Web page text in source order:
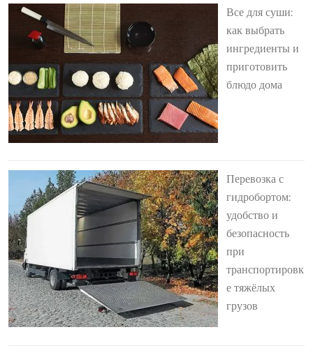
Все для суши:
как выбрать
ингредиенты и
приготовить
блюдо дома
Перевозка с
гидробортом:
удобство и
безопасность
при
транспортировк
е тяжёлых
грузов